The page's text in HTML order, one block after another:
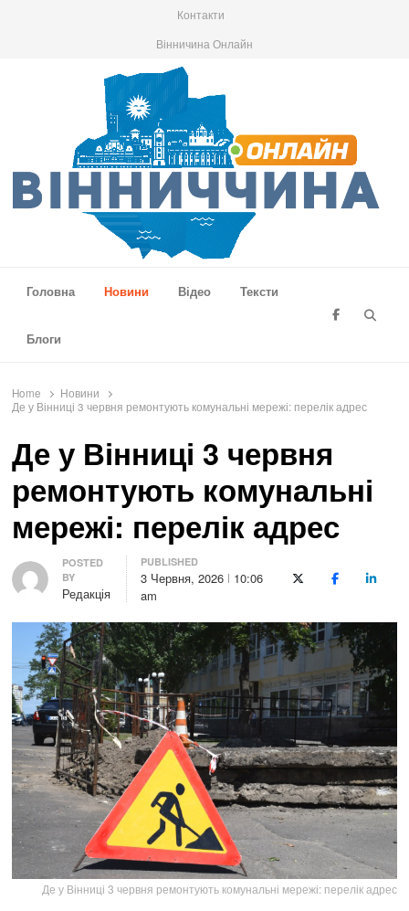
Контакти
Вінничина Онлайн
Головна
Новини Відео Тексти
Блоги
Home
Новини
Де у Вінниці 3 червня ремонтують комунальні мережі: перелік адрес
Де у Вінниці 3 червня
ремонтують комунальні
мережі: перелік адрес
Author
POSTED
BY
Редакція
PUBLISHED
3 Червня, 2026
10:06
am
X (Twitter)Facebook
Де у Вінниці 3 червня ремонтують комунальні мережі: перелік адрес